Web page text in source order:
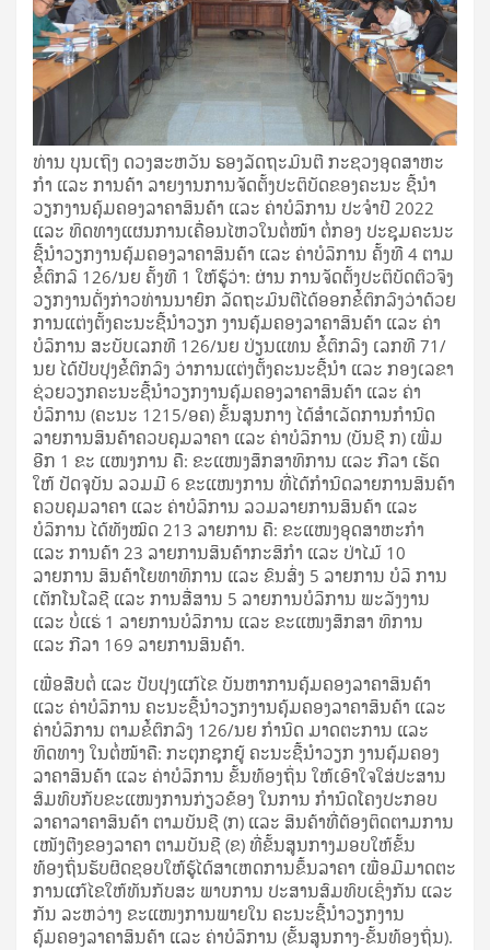
ທ່ານ ບຸນເຖິງ ດວງສະຫວັນ ຮອງລັດຖະມົນຕີ ກະຊວງອຸດສາຫະ
ກໍາ ແລະ ການຄ້າ ລາຍງານການຈັດຕັ້ງປະຕິບັດຂອງຄະນະ ຊີ້ນຳ
ວຽກງານຄຸ້ມຄອງລາຄາສິນຄ້າ ແລະ ຄ່າບໍລິການ ປະຈຳປີ 2022
ແລະ ທິດທາງແຜນການເຄື່ອນໄຫວໃນຕໍ່ໜ້າ ຕໍ່ກອງ ປະຊຸມຄະນະ
ຊີ້ນໍາວຽກງານຄຸ້ມຄອງລາຄາສິນຄ້າ ແລະ ຄ່າບໍລິການ ຄັ້ງທີ 4 ຕາມ
ຂໍ້ຕົກລົ 126/ນຍ ຄັ້ງທີ 1 ໃຫ້ຮູ້ວ່າ: ຜ່ານ ການຈັດຕັ້ງປະຕິບັດຕົວຈິງ
ວຽກງານດັ່ງກ່າວທ່ານນາຍົກ ລັດຖະມົນຕີໄດ້ອອກຂໍ້ຕົກລົງວ່າດ້ວຍ
ການແຕ່ງຕັ້ງຄະນະຊີ້ນໍາວຽກ ງານຄຸ້ມຄອງລາຄາສິນຄ້າ ແລະ ຄ່າ
ບໍລິການ ສະບັບເລກທີ 126/ນຍ ປ່ຽນແທນ ຂໍ້ຕົກລົງ ເລກທີ 71/
ນຍ ໄດ້ປັບປຸງຂໍ້ຕົກລົງ ວ່າການແຕ່ງຕັ້ງຄະນະຊີ້ນໍາ ແລະ ກອງເລຂາ
ຊ່ວຍວຽກຄະນະຊີ້ນໍາວຽກງານຄຸ້ມຄອງລາຄາສິນຄ້າ ແລະ ຄ່າ
ບໍລິການ (ຄະນະ 1215/ອຄ) ຂັ້ນສູນກາງ ໄດ້ສໍາເລັດການກໍານົດ
ລາຍການສິນຄ້າຄວບຄຸມລາຄາ ແລະ ຄ່າບໍລິການ (ບັນຊີ ກ) ເພີ່ມ
ອີກ 1 ຂະ ແໜງການ ຄື: ຂະແໜງສຶກສາທິການ ແລະ ກີລາ ເຮັດ
ໃຫ້ ປັດຈຸບັນ ລວມມີ 6 ຂະແໜງການ ທີ່ໄດ້ກໍານົດລາຍການສິນຄ້າ
ຄວບຄຸມລາຄາ ແລະ ຄ່າບໍລິການ ລວມລາຍການສິນຄ້າ ແລະ
ບໍລິການ ໄດ້ທັງໝົດ 213 ລາຍການ ຄື: ຂະແໜງອຸດສາຫະກຳ
ແລະ ການຄ້າ 23 ລາຍການສິນຄ້າກະສິກຳ ແລະ ປ່າໄມ້ 10
ລາຍການ ສິນຄ້າໂຍທາທິການ ແລະ ຂົນສົ່ງ 5 ລາຍການ ບໍລິ ການ
ເຕັກໂນໂລຊີ ແລະ ການສື່ສານ 5 ລາຍການບໍລິການ ພະລັງງານ
ແລະ ບໍ່ແຮ່ 1 ລາຍການບໍລິການ ແລະ ຂະແໜງສຶກສາ ທິການ
ແລະ ກີລາ 169 ລາຍການສິນຄ້າ.
ເພື່ອສືບຕໍ່ ແລະ ປັບປຸງແກ້ໄຂ ບັນຫາການຄຸ້ມຄອງລາຄາສິນຄ້າ
ແລະ ຄ່າບໍລິການ ຄະນະຊີ້ນຳວຽກງານຄຸ້ມຄອງລາຄາສິນຄ້າ ແລະ
ຄ່າບໍລິການ ຕາມຂໍ້ຕົກລົງ 126/ນຍ ກຳນົດ ມາດຕະການ ແລະ
ທິດທາງ ໃນຕໍ່ໜ້າຄື: ກະຕຸກຊຸກຍູ້ ຄະນະຊີ້ນຳວຽກ ງານຄຸ້ມຄອງ
ລາຄາສິນຄ້າ ແລະ ຄ່າບໍລິການ ຂັ້ນທ້ອງຖິ່ນ ໃຫ້ເອົາໃຈໃສ່ປະສານ
ສົມທົບກັບຂະແໜງການກ່ຽວຂ້ອງ ໃນການ ກໍານົດໂຄງປະກອບ
ລາຄາລາຄາສິນຄ້າ ຕາມບັນຊີ (ກ) ແລະ ສິນຄ້າທີ່ຕ້ອງຕິດຕາມການ
ເໜັງຕີງຂອງລາຄາ ຕາມບັນຊີ (ຂ) ທີ່ຂັ້ນສູນກາງມອບໃຫ້ຂັ້ນ
ທ້ອງຖິ່ນຮັບຜິດຊອບໃຫ້ຮູ້ໄດ້ສາເຫດການຂຶ້ນລາຄາ ເພື່ອມີມາດຕະ
ການແກ້ໄຂໃຫ້ທັນກັບສະ ພາບການ ປະສານສົມທົບເຊິ່ງກັນ ແລະ
ກັນ ລະຫວ່າງ ຂະແໜງການພາຍໃນ ຄະນະຊີ້ນຳວຽກງານ
ຄຸ້ມຄອງລາຄາສິນຄ້າ ແລະ ຄ່າບໍລິການ (ຂັ້ນສູນກາງ-ຂັ້ນທ້ອງຖິ່ນ).